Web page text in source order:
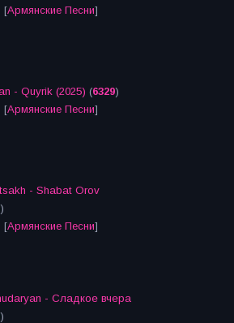
[Армянские Песни]
- Quyrik (2025) (6329)
[Армянские Песни]
- Shabat Orov
)
[Армянские Песни]
- Сладкое вчера
)